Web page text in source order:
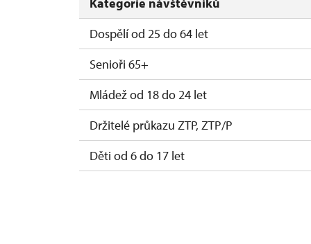
1. 1.-31. 3.
Dospělí od 25 do 64 let
Senioři 65+
Mládež od 18 do 24 let
Držitelé průkazu ZTP, ZTP/P
Děti od 6 do 17 let